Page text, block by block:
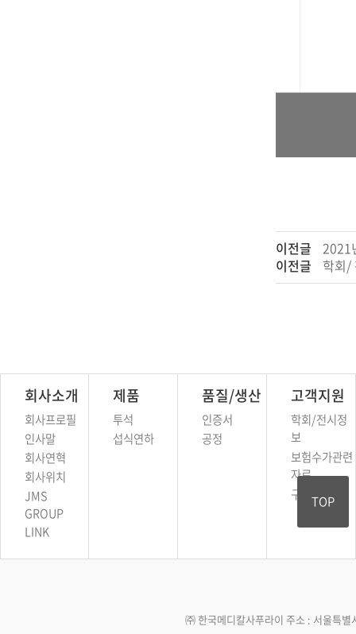
이전글
2021
이전글
학회/
회사소개
회사프로필
인사말
회사연혁
회사위치
JMS
GROUP
LINK
제품
투석
섭식연하
품질/생산
인증서
공정
고객지원
학회/전시정
보
보험수가관련
자료
구입문의
TOP
㈜ 한국메디칼사푸라이 주소 : 서울특